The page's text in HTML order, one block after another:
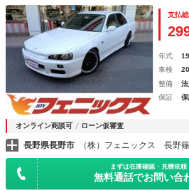
トローター☆アイライン☆クリアタイ
ＴＣ☆前後ドラレコ☆ＨＩＤオートラ
ー☆ディスプレイオーデイオ☆ＥＴ
支払
年式
車検
整備
保証
オンライン商談可 ローン仮審査
長野県長野市 （株）フェニックス 長野
まずは在庫確認・見積依頼
無料通話でお問い合